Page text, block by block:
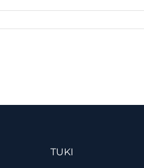
TUKI